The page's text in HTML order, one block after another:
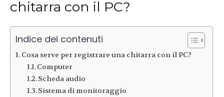
chitarra con il PC?
Indice dei contenuti
Cosa serve per registrare una chitarra con il PC?
Computer
Scheda audio
Sistema di monitoraggio